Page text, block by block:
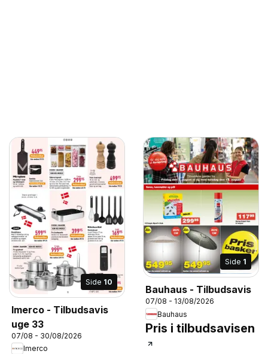
Side 10
Imerco - Tilbudsavis
uge 33
07/08 - 30/08/2026
Imerco
Side 1
Bauhaus - Tilbudsavis
07/08 - 13/08/2026
Bauhaus
Pris i tilbudsavisen